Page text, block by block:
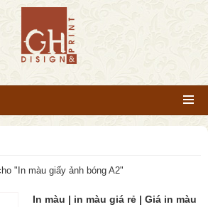
" In màu giấy ảnh bóng A2"
In màu | in màu giá rẻ | Giá in màu